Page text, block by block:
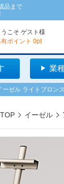
品まで
うこそ ゲスト 様
ポイント 0pt
業
ーゼル ライトブロ
イーゼル